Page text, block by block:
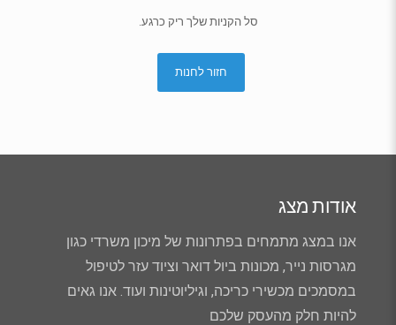
סל הקניות שלך ריק כרגע.
חזור לחנות
אודות מצג
אנו במצג מתמחים בפתרונות של מיכון משרדי כגון
מגרסות נייר, מכונות ביול דואר וציוד עזר לטיפול
במסמכים מכשירי כריכה, וגיליוטינות ועוד. אנו גאים
להיות חלק מהעסק שלכם